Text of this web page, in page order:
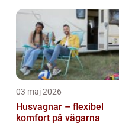
03 maj 2026
Husvagnar – flexibel
komfort på vägarna